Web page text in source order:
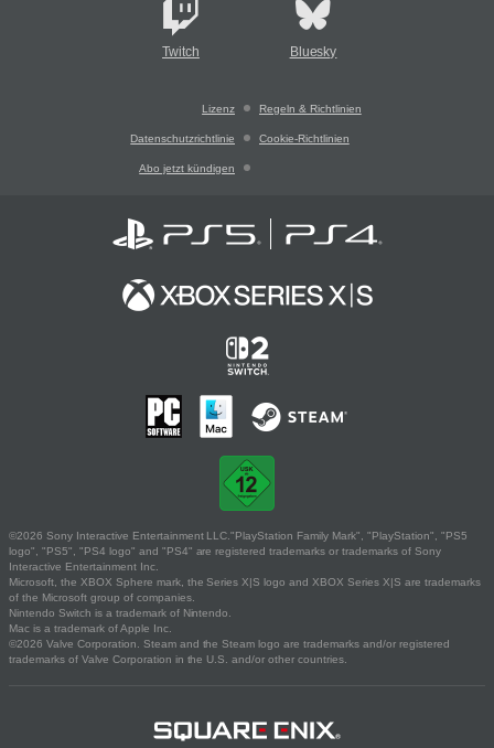
Twitch Bluesky
Lizenz Regeln & Richtlinien
Datenschutzrichtlinie Cookie-Richtlinien
Abo jetzt kündigen
©2026 Sony Interactive Entertainment LLC."PlayStation Family Mark", "PlayStation", "PS5
logo", "PS5", "PS4 logo" and "PS4" are registered trademarks or trademarks of Sony
Interactive Entertainment Inc.
Microsoft, the XBOX Sphere mark, the Series X|S logo and XBOX Series X|S are trademarks
of the Microsoft group of companies.
Nintendo Switch is a trademark of Nintendo.
Mac is a trademark of Apple Inc.
©2026 Valve Corporation. Steam and the Steam logo are trademarks and/or registered
trademarks of Valve Corporation in the U.S. and/or other countries.